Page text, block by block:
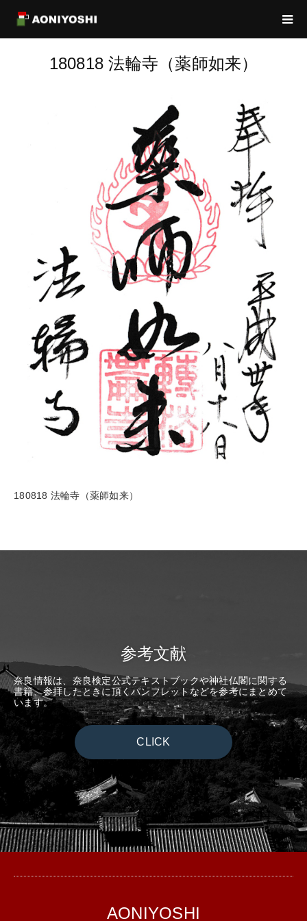
180818 法輪寺（薬師如来）
180818 法輪寺（薬師如来）
参考文献
奈良情報は、奈良検定公式テキストブックや神社仏閣に関する
書籍、参拝したときに頂くパンフレットなどを参考にまとめて
います。
CLICK
AONIYOSHI